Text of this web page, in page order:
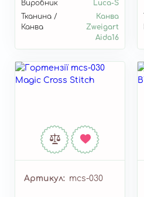
Виробник
Luca-S
Тканина /
Канва
Канва
Zweigart
Aida16
Артикул mcs-030